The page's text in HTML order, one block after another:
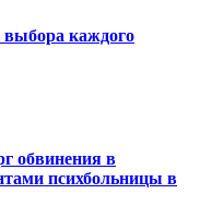
выбора каждого
обвинения в
психбольницы в